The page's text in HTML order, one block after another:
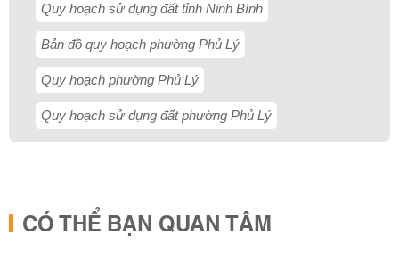
Quy hoạch sử dụng đất tỉnh Ninh Bình
Bản đồ quy hoạch phường Phủ Lý
Quy hoạch phường Phủ Lý
Quy hoạch sử dụng đất phường Phủ Lý
CÓ THỂ BẠN QUAN TÂM